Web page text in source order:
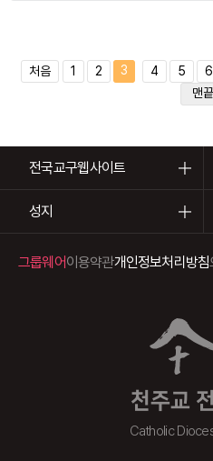
처음 1 2 3 4 5 6
맨끝
전국교구웹사이트
성지
천주교
Catholic
그룹웨어이용약관개인정보처리방침